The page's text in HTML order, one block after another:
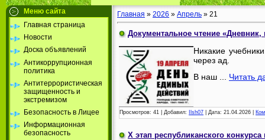
Меню сайта
Главная страница
Новости
Доска объявлений
Антикоррупционная
политика
Антитеррористическая
защищенность и
экстремизом
Безопасность в Лицее
Информационная
безопасность
Главная » 2026 » Апрель » 21
Документальное чтение «Дневник,
Никакие
через ад.
В наш
Читать
Просмотров: 41 Добавил: Ilsh07 Дата: 21.04.2026
X этап республиканского